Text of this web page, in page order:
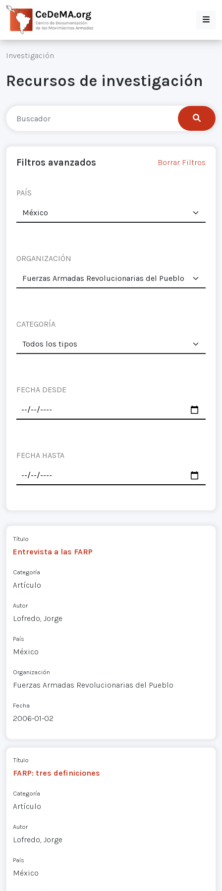
Investigación
Recursos de investigación
Filtros avanzados Borrar Filtros
PAÍS
ORGANIZACIÓN
CATEGORÍA
FECHA DESDE
FECHA HASTA
Título
Entrevista a las FARP
Categoría
Artículo
Autor
Lofredo, Jorge
País
México
Organización
Fuerzas Armadas Revolucionarias del Pueblo
Fecha
2006-01-02
Título
FARP: tres definiciones
Categoría
Artículo
Autor
Lofredo, Jorge
País
México